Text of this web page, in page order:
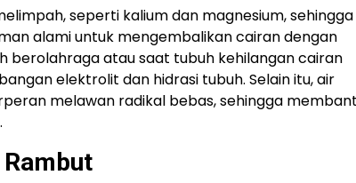
seperti kalium dan magnesium, sehingga
alami untuk mengembalikan cairan dengan
berolahraga atau saat tubuh kehilangan cairan
elektrolit dan hidrasi tubuh. Selain itu, air
melawan radikal bebas, sehingga